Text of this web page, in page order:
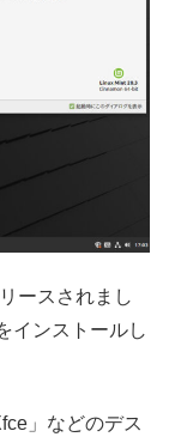
ースされまし
インストールし
」などのデス